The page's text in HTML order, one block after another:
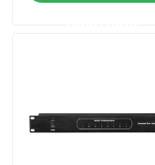
Προϊόντα